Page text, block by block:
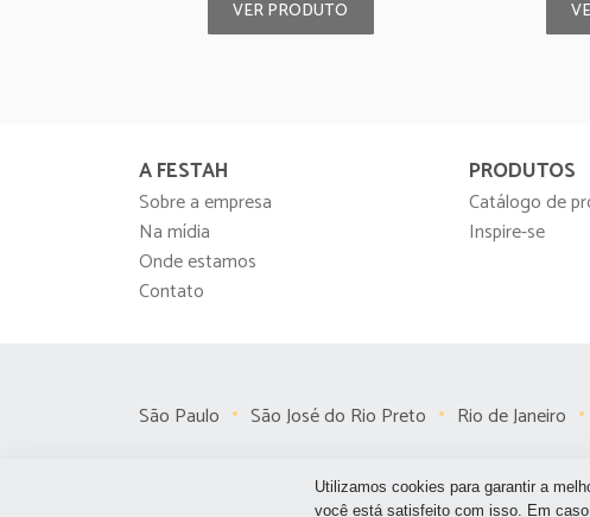
VER PRODUTO
Utilizamos cookies para garantir a
você está satisfeito com isso. Em
A FESTAH
Sobre a empresa
Na mídia
Onde estamos
Contato
PRODUTOS
Catálogo de
Inspire-se
São Paulo São José do Rio Preto Rio de Janeiro